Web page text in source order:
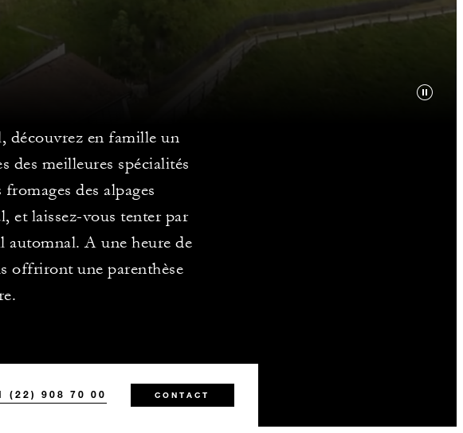
découvrez en famille un
des meilleures spécialités
des alpages
et laissez-vous tenter par
A une heure de
offriront une parenthèse
(22) 908 70 00 CONTACT